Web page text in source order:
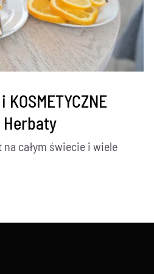
KOSMETYCZNE
na całym świecie i wiele